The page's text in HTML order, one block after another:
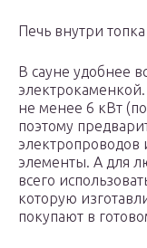
Печь внутри
В сауне удобнее
не менее 6 кВт
поэтому
электропроводов
элементы. А для
всего
которую
покупают в